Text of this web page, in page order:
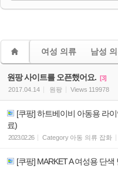
여성 의류 남성
원팡 사이트를 오픈했어요. [3]
2017.04.14
원팡 Views 119978
[쿠팡] 하트베이비 아동용 라
료)
2023.02.26 Category 아동 의류 잡화
[쿠팡] MARKET A 여성용 단